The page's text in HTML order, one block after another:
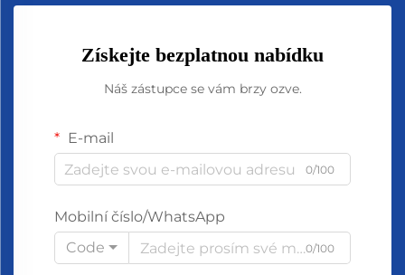
Získejte bezplatnou nabídku
Náš zástupce se vám brzy ozve.
E-mail
0/100
Mobilní číslo/WhatsApp
Code
0/100